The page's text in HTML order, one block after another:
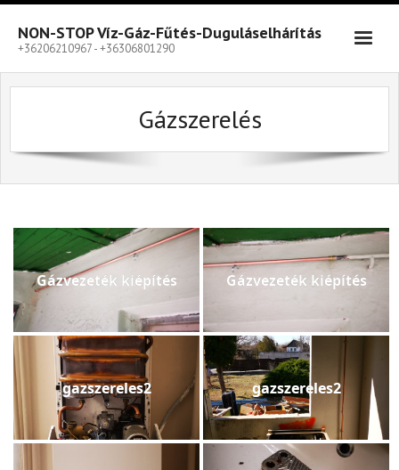
Skip
content
NON-STOP Víz-Gáz-Fűtés-Duguláselhárítás
+36206210967 - +36306801290
Gázszerelés
Gázvezeték kiépítés Gázvezeték kiépítés
gazszereles2 gazszereles2